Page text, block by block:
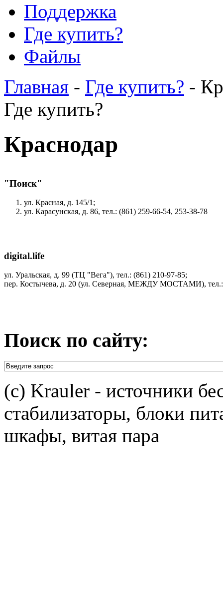
Поддержка
Где купить?
Файлы
Главная - Где купить? -
Где купить?
Краснодар
"Поиск"
ул. Красная, д. 145/1;
ул. Карасунская, д. 86, тел.: (861) 259-66-54, 253-38-78
digital.life
ул. Уральская, д. 99 (ТЦ "Вега"), тел.: (861) 210-97-85;
пер. Костычева, д. 20 (ул. Северная, МЕЖДУ МОСТАМИ), тел.:
Поиск по сайту:
(c) Krauler - источники
стабилизаторы, блоки
шкафы, витая пара